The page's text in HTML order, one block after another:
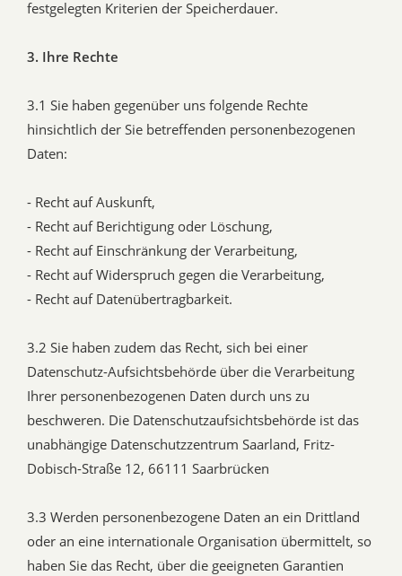
festgelegten Kriterien der Speicherdauer.
3. Ihre Rechte
3.1 Sie haben gegenüber uns folgende Rechte
hinsichtlich der Sie betreffenden personenbezogenen
Daten:
- Recht auf Auskunft,
- Recht auf Berichtigung oder Löschung,
- Recht auf Einschränkung der Verarbeitung,
- Recht auf Widerspruch gegen die Verarbeitung,
- Recht auf Datenübertragbarkeit.
3.2 Sie haben zudem das Recht, sich bei einer
Datenschutz-Aufsichtsbehörde über die Verarbeitung
Ihrer personenbezogenen Daten durch uns zu
beschweren. Die Datenschutzaufsichtsbehörde ist das
unabhängige Datenschutzzentrum Saarland, Fritz-
Dobisch-Straße 12, 66111 Saarbrücken
3.3 Werden personenbezogene Daten an ein Drittland
oder an eine internationale Organisation übermittelt, so
haben Sie das Recht, über die geeigneten Garantien